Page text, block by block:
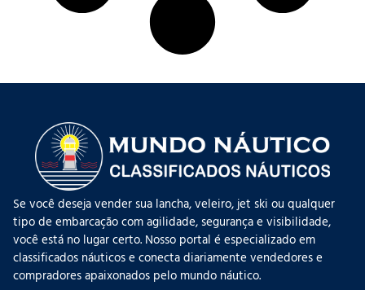
Se você deseja vender sua lancha, veleiro, jet ski ou qualquer
tipo de embarcação com agilidade, segurança e visibilidade,
você está no lugar certo. Nosso portal é especializado em
classificados náuticos e conecta diariamente vendedores e
compradores apaixonados pelo mundo náutico.